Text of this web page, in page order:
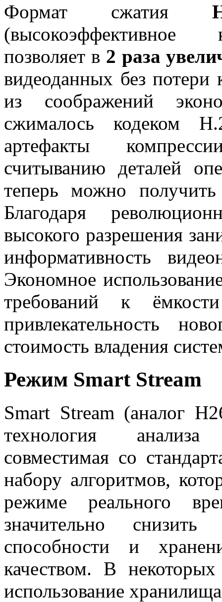
Формат сжатия
(высокоэффективное
позволяет в 2 раза
видеоданных без потери
из соображений
сжималось кодеком
артефакты
считыванию деталей
теперь можно получить
Благодаря
высокого разрешения
информативность
Экономное
требований к
привлекательность
стоимость владения
Режим Smart Stream
Smart Stream (аналог
технология
совместимая со
набору алгоритмов,
режиме реального
значительно
способности и
качеством. В
использование